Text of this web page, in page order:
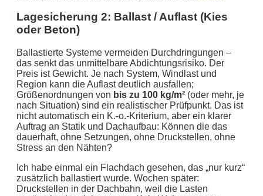
Lagesicherung 2: Ballast / Auflast (Kies
oder Beton)
Ballastierte Systeme vermeiden Durchdringungen –
das senkt das unmittelbare Abdichtungsrisiko. Der
Preis ist Gewicht. Je nach System, Windlast und
Region kann die Auflast deutlich ausfallen;
Größenordnungen von bis zu 100 kg/m² (oder mehr, je
nach Situation) sind ein realistischer Prüfpunkt. Das ist
nicht automatisch ein K.-o.-Kriterium, aber ein klarer
Auftrag an Statik und Dachaufbau: Können die das
dauerhaft, ohne Setzungen, ohne Druckstellen, ohne
Stress an den Nähten?
Ich habe einmal ein Flachdach gesehen, das „nur kurz“
zusätzlich ballastiert wurde. Wochen später:
Druckstellen in der Dachbahn, weil die Lasten